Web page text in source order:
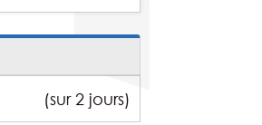
(sur 2 jours)